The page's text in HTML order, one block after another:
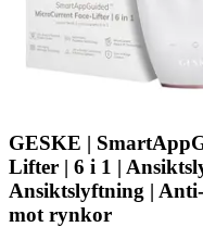
GESKE |
Lifter | 6 i 1 |
Ansiktslyftning |
mot rynkor